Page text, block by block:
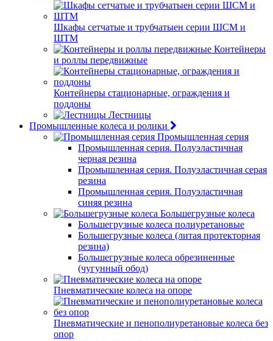
Шкафы сетчатые и трубчатыен серии ШСМ и
ШТМ
Контейнеры
и роллы передвижные
Контейнеры стационарные, ограждения и
поддоны
Лестницы
Промышленные колеса и ролики
Промышленная серия
Промышленная серия. Полуэластичная
черная резина
Промышленная серия. Полуэластичная серая
резина
Промышленная серия. Полуэластичная
синяя резина
Большегрузные колеса
Большегрузные колеса полиуретановые
Большегрузные колеса (литая протекторная
резина)
Большегрузные колеса обрезиненные
(чугунный обод)
Пневматические колеса на опоре
Пневматические и пенополиуретановые колеса без
опор